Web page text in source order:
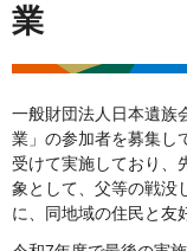
業
一般財団法人日本遺族
業」の参加者を募集し
受けて実施しており、
象として、父等の戦没
に、同地域の住民と友